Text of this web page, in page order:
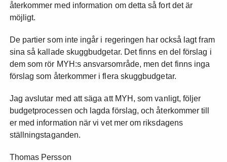
återkommer med information om detta så fort det är
möjligt.
De partier som inte ingår i regeringen har också lagt fram
sina så kallade skuggbudgetar. Det finns en del förslag i
dem som rör MYH:s ansvarsområde, men det finns inga
förslag som återkommer i flera skuggbudgetar.
Jag avslutar med att säga att MYH, som vanligt, följer
budgetprocessen och lagda förslag, och återkommer till
er med information när vi vet mer om riksdagens
ställningstaganden.
Thomas Persson